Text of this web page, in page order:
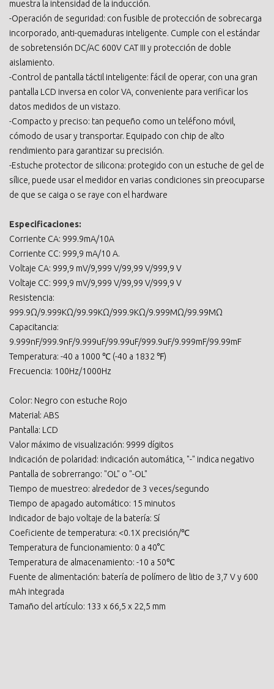
muestra la intensidad de la inducción.
-Operación de seguridad: con fusible de protección de sobrecarga
incorporado, anti-quemaduras inteligente. Cumple con el estándar
de sobretensión DC/AC 600V CAT III y protección de doble
aislamiento.
-Control de pantalla táctil inteligente: fácil de operar, con una gran
pantalla LCD inversa en color VA, conveniente para verificar los
datos medidos de un vistazo.
-Compacto y preciso: tan pequeño como un teléfono móvil,
cómodo de usar y transportar. Equipado con chip de alto
rendimiento para garantizar su precisión.
-Estuche protector de silicona: protegido con un estuche de gel de
sílice, puede usar el medidor en varias condiciones sin preocuparse
de que se caiga o se raye con el hardware
Especificaciones:
Corriente CA: 999.9mA/10A
Corriente CC: 999,9 mA/10 A.
Voltaje CA: 999,9 mV/9,999 V/99,99 V/999,9 V
Voltaje CC: 999,9 mV/9,999 V/99,99 V/999,9 V
Resistencia:
999.9Ω/9.999KΩ/99.99KΩ/999.9KΩ/9.999MΩ/99.99MΩ
Capacitancia:
9.999nF/999.9nF/9.999uF/99.99uF/999.9uF/9.999mF/99.99mF
Temperatura: -40 a 1000 ℃ (-40 a 1832 ℉)
Frecuencia: 100Hz/1000Hz
Color: Negro con estuche Rojo
Material: ABS
Pantalla: LCD
Valor máximo de visualización: 9999 dígitos
Indicación de polaridad: indicación automática, "-" indica negativo
Pantalla de sobrerrango: "OL" o "-OL"
Tiempo de muestreo: alrededor de 3 veces/segundo
Tiempo de apagado automático: 15 minutos
Indicador de bajo voltaje de la batería: Sí
Coeficiente de temperatura: <0.1X precisión/℃
Temperatura de funcionamiento: 0 a 40°C
Temperatura de almacenamiento: -10 a 50℃
Fuente de alimentación: batería de polímero de litio de 3,7 V y 600
mAh integrada
Tamaño del artículo: 133 x 66,5 x 22,5 mm